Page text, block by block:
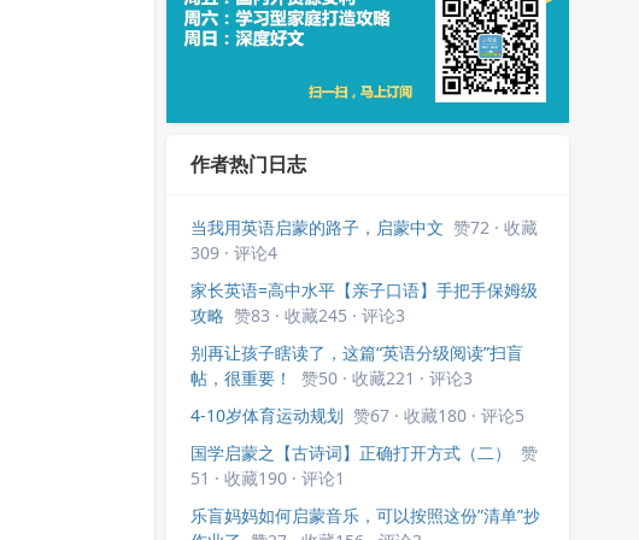
作者热门日志
当我用英语启蒙的路子，启蒙中文 赞72 · 收藏
309 · 评论4
家长英语=高中水平【亲子口语】手把手保姆级
攻略 赞83 · 收藏245 · 评论3
别再让孩子瞎读了，这篇“英语分级阅读”扫盲
帖，很重要！
赞50 · 收藏221 · 评论3
4-10岁体育运动规划 赞67 · 收藏180 · 评论5
国学启蒙之【古诗词】正确打开方式（二）
赞
51 · 收藏190 · 评论1
乐盲妈妈如何启蒙音乐，可以按照这份”清单”抄